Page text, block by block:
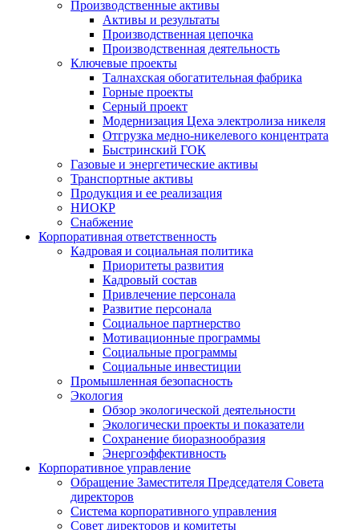
Производственные активы
Активы и результаты
Производственная цепочка
Производственная деятельность
Ключевые проекты
Талнахская обогатительная фабрика
Горные проекты
Серный проект
Модернизация Цеха электролиза никеля
Отгрузка медно-никелевого концентрата
Быстринский ГОК
Газовые и энергетические активы
Транспортные активы
Продукция и ее реализация
НИОКР
Снабжение
Корпоративная ответственность
Кадровая и социальная политика
Приоритеты развития
Кадровый состав
Привлечение персонала
Развитие персонала
Социальное партнерство
Мотивационные программы
Социальные программы
Социальные инвестиции
Промышленная безопасность
Экология
Обзор экологической деятельности
Экологически проекты и показатели
Сохранение биоразнообразия
Энергоэффективность
Корпоративное управление
Обращение Заместителя Председателя Совета
директоров
Система корпоративного управления
Совет директоров и комитеты